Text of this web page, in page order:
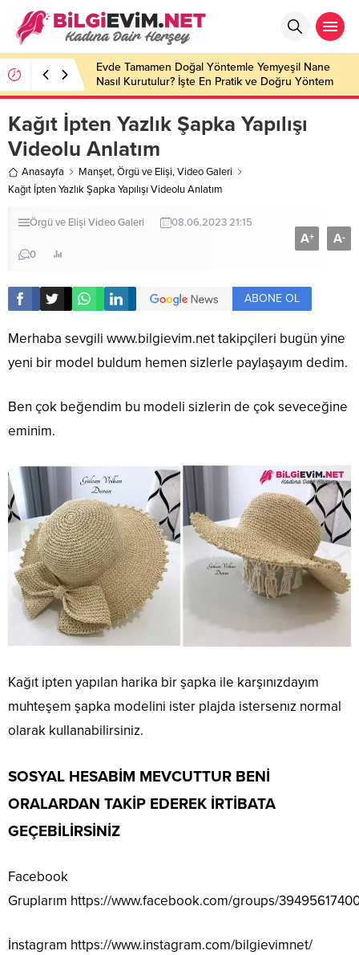
Evde Tamamen Doğal Yöntemle Yemyeşil Nane
Nasıl Kurutulur? İşte En Pratik ve Doğru Yöntem
Kağıt İpten Yazlık Şapka Yapılışı
Videolu Anlatım
Anasayfa Manşet,Örgü ve Elişi,Video Galeri
Kağıt İpten Yazlık Şapka Yapılışı Videolu Anlatım
Örgü ve Elişi Video Galeri 08.06.2023 21:15
0
A+ A-
ABONE OL
Merhaba sevgili www.bilgievim.nettakipçileri bugün yine
yeni bir model buldum hemen sizlerle paylaşayım dedim.
Ben çok beğendim bu modeli sizlerin de çok seveceğine
eminim.
Kağıt ipten yapılan harika bir şapka ile karşınızdayım
muhteşem şapka modelini ister plajda istersenız normal
olarak kullanabilirsiniz.
SOSYAL HESABİM MEVCUTTUR BENİ
ORALARDAN TAKİP EDEREK İRTİBATA
GEÇEBİLİRSİNİZ
Facebook
Gruplarım https://www.facebook.com/groups/
İnstagram https://www.instagram.com/bilgievimnet/